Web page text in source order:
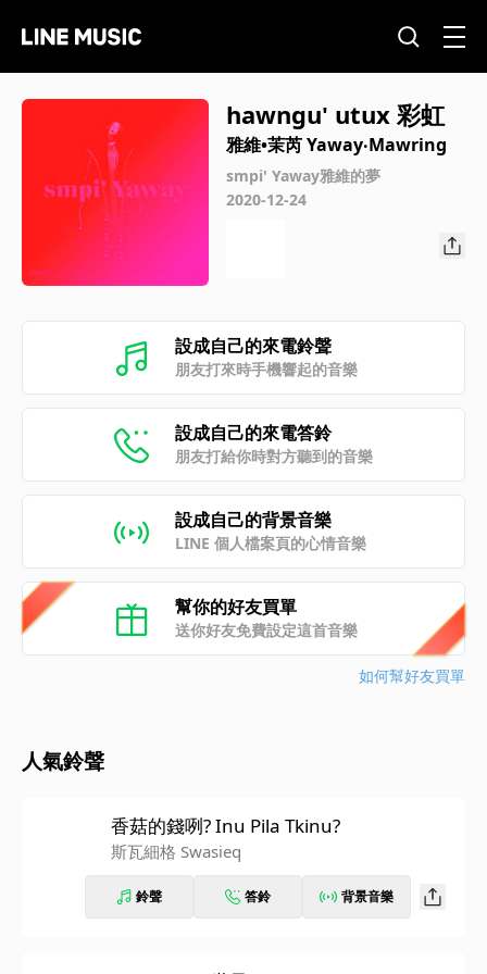
hawngu' utux 彩虹
雅維•茉芮 Yaway‧Mawring
smpi' Yaway雅維的夢
2020-12-24
設成自己的來電鈴聲
朋友打來時手機響起的音樂
設成自己的來電答鈴
朋友打給你時對方聽到的音樂
設成自己的背景音樂
LINE 個人檔案頁的心情音樂
幫你的好友買單
送你好友免費設定這首音樂
如何幫好友買單
人氣鈴聲
香菇的錢咧? Inu Pila Tkinu?
斯瓦細格 Swasieq
鈴聲 答鈴 背景音樂